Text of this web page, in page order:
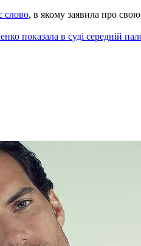
слово, в якому заявила про
показала в суді середній